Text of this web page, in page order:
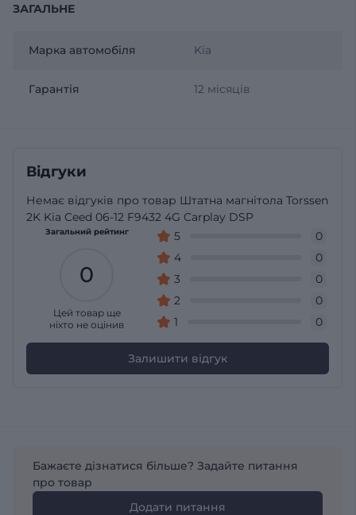
ЗАГАЛЬНЕ
Марка автомобіля Kia
Гарантія 12 місяців
Відгуки
Немає відгуків про товар Штатна магнітола Torssen
2K Kia Ceed 06-12 F9432 4G Carplay DSP
Загальний рейтинг
0
Цей товар ще
ніхто не оцінив
5
0
4
0
3
0
2
0
1
0
Залишити відгук
Бажаєте дізнатися більше? Задайте питання
про товар
Додати питання